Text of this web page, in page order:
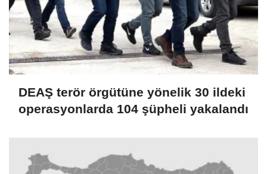
DEAŞ terör örgütüne yönelik 30 ildeki
operasyonlarda 104 şüpheli yakalandı